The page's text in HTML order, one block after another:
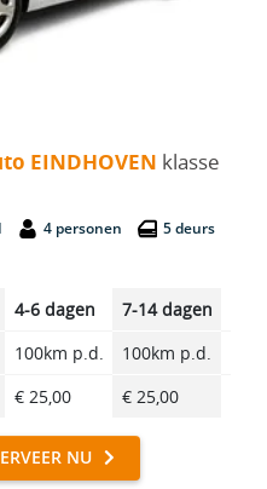
EINDHOVEN klasse
4 personen 5 deurs
4-6 dagen 7-14 dagen
100km p.d. 100km p.d.
€ 25,00 € 25,00
NU